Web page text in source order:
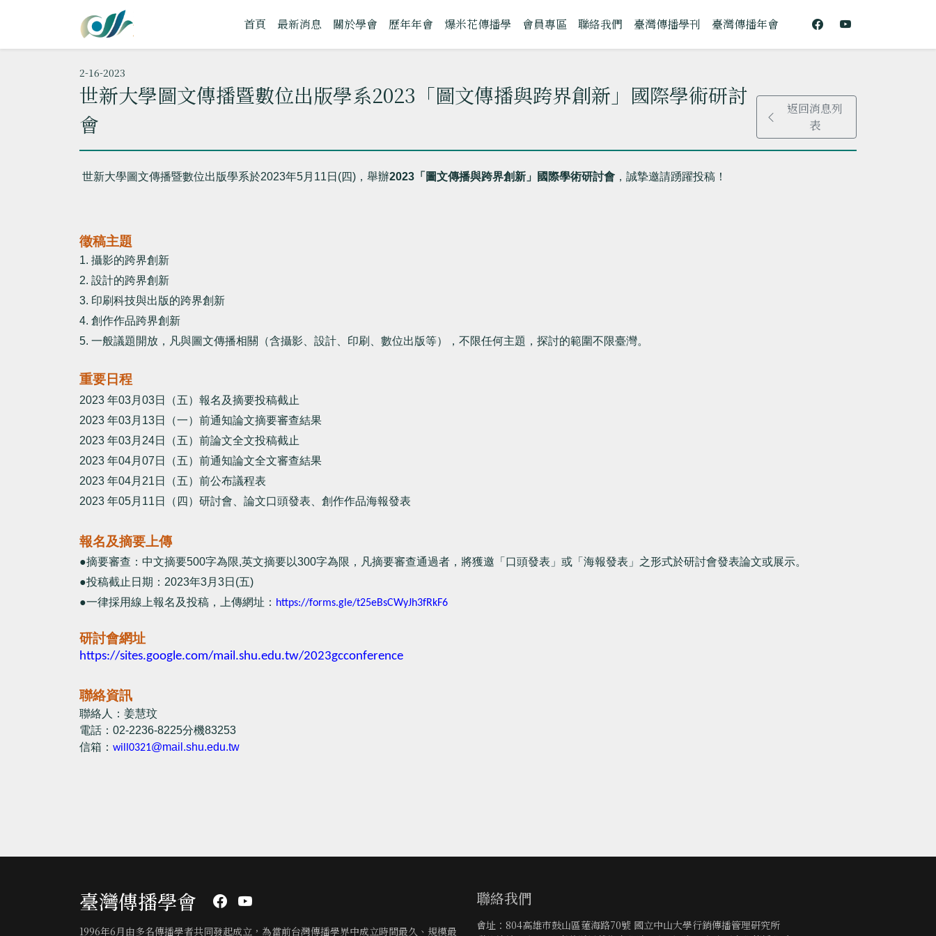
首頁 最新消息 關於學會 歷年年會 爆米花傳播學 會員專區 聯絡我們 臺灣傳播學刊 臺灣傳播年會
2-16-2023
世新大學圖文傳播暨數位出版學系2023「圖文傳播與跨界創新」國際學術研討
會
返回消息列
表
世新大學圖文傳播暨數位出版學系於2023年5月 11 日 (四) ， 舉辦2023 「圖文傳播與跨界創新」國際學術研討會 ， 誠摯邀請踴躍投稿！
徵稿主題
1. 攝影的跨界創新
2. 設計的跨界創新
3. 印刷科技與出版的跨界創新
4. 創作作品跨界創新
5. 一般議題開放，凡與圖文傳播相關（含攝影、設計、印刷、 數位出版等），不限任何主題，探討的範圍不限臺灣。
重要日程
2023 年03月 03日（五）報名及摘要投稿截止
2023 年03月 13日（一）前通知論文摘要審查結果
2023 年03月 24日（五）前論文全文投稿截止
2023 年04月 07 日（五）前通知論文全文審查結果
2023 年04月 21 日（五）前公布議程表
2023 年05月 11 日（四）研討會、論文口頭發表、創作作品海報發表
報名及摘要上傳
●摘要審查：中文摘要500字為限,英文摘要以300字為限， 凡摘要審查通過者，將獲邀「口頭發表」或「海報發表」 之形式於研討會發表論文或展示。
●投稿截止日期： 2023年3月 3日 (五)
●一律採用線上報名及投稿，上傳網址： https://forms.gle/t25eBsCWyJh3fRkF6
研討會網址
https://sites.google.com/mail.shu.edu.tw/2023gcconference
聯絡資訊
聯絡人：姜慧玟
電話： 02-2236-8225分機83253
信箱： will0321@mail.shu.edu.tw
臺灣傳播學會
1996年6月由多名傳播學者共同發起成立，為當前台灣傳播學界中成立時間最久、規模最
聯絡我們
會址：804高雄市鼓山區蓮海路70號 國立中山大學行銷傳播管理研究所